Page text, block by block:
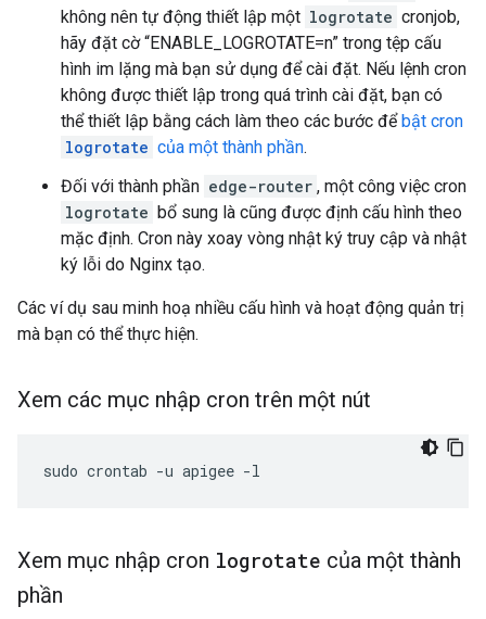
không nên tự động thiết lập một logrotate cronjob,
hãy đặt cờ “ENABLE_LOGROTATE=n” trong tệp cấu
hình im lặng mà bạn sử dụng để cài đặt. Nếu lệnh cron
không được thiết lập trong quá trình cài đặt, bạn có
thể thiết lập bằng cách làm theo các bước đểbật cron
logrotate của một thành phần.
Đối với thành phần edge-router , một công việc cron
logrotate bổ sung là cũng được định cấu hình theo
mặc định. Cron này xoay vòng nhật ký truy cập và nhật
ký lỗi do Nginx tạo.
Các ví dụ sau minh hoạ nhiều cấu hình và hoạt động quản trị
mà bạn có thể thực hiện.
Xem các mục nhập cron trên một nút
sudo crontab -u apigee -l
Xem mục nhập cron logrotate của một thành
phần